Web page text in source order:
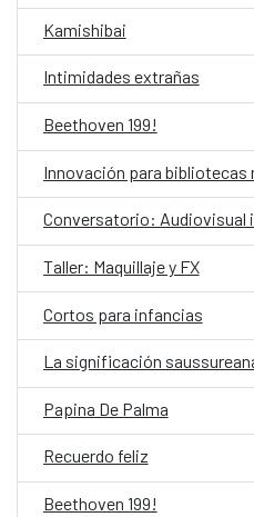
Kamishibai
Intimidades extrañas
Beethoven 199!
Conversatorio: Audiovisual
Taller: Maquillaje y FX
Cortos para infancias
La significación
Papina De Palma
Recuerdo feliz
Beethoven 199!